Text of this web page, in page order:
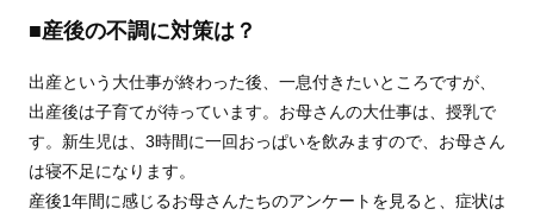
■産後の不調に対策は？
出産という大仕事が終わった後、一息付きたいところですが、
出産後は子育てが待っています。お母さんの大仕事は、授乳で
す。新生児は、3時間に一回おっぱいを飲みますので、お母さん
は寝不足になります。
産後1年間に感じるお母さんたちのアンケートを見ると、症状は